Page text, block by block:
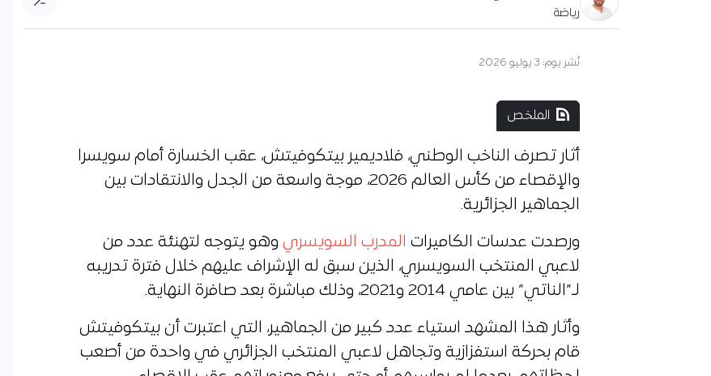
رياضة
نُشر يوم: 3 يوليو 2026
الملخص
أثار تصرف الناخب الوطني، فلاديمير بيتكوفيتش، عقب الخسارة أمام سويسرا
والإقصاء من كأس العالم 2026، موجة واسعة من الجدل والانتقادات بين
الجماهير الجزائرية.
ورصدت عدسات الكاميرات المدرب السويسري وهو يتوجه لتهنئة عدد من
لاعبي المنتخب السويسري، الذين سبق له الإشراف عليهم خلال فترة تدريبه
لـ”الناتي” بين عامي 2014 و2021، وذلك مباشرة بعد صافرة النهاية.
وأثار هذا المشهد استياء عدد كبير من الجماهير، التي اعتبرت أن بيتكوفيتش
قام بحركة استفزازية وتجاهل لاعبي المنتخب الجزائري في واحدة من أصعب